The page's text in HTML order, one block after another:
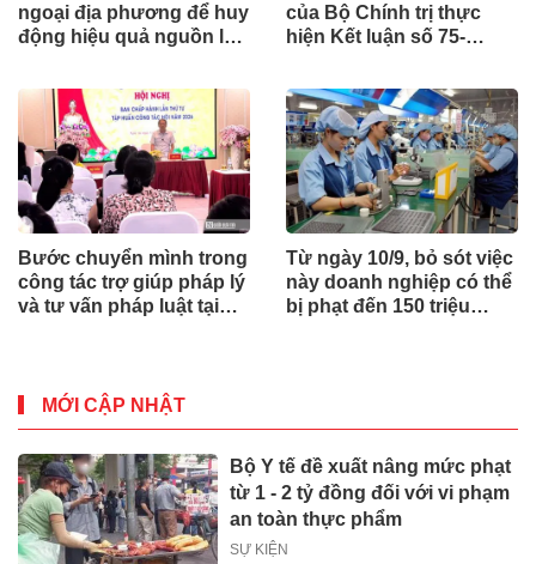
ngoại địa phương để huy
động hiệu quả nguồn lực
của Bộ Chính trị thực
hiện Kết luận số 75-
Bước chuyển mình trong
công tác trợ giúp pháp lý
và tư vấn pháp luật tại
Từ ngày 10/9, bỏ sót việc
này doanh nghiệp có thể
bị phạt đến 150 triệu
MỚI CẬP NHẬT
Bộ Y tế đề xuất nâng mức phạt
từ 1 - 2 tỷ đồng đối với vi phạm
an toàn thực phẩm
SỰ KIỆN